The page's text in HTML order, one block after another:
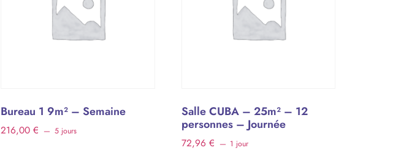
Bureau 1 9m² – Semaine
216,00€ 5 jours
Salle CUBA – 25m² – 12
personnes – Journée
72,96€ 1 jour